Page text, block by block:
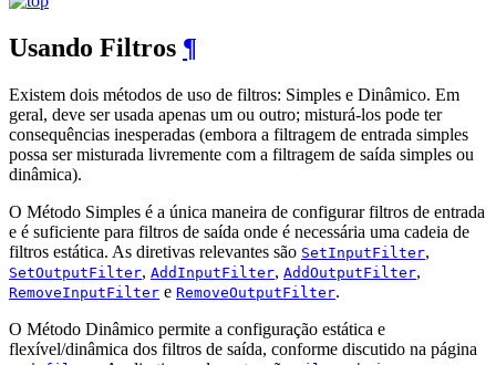
Usando Filtros ¶
Existem dois métodos de uso de filtros: Simples e Dinâmico. Em
geral, deve ser usada apenas um ou outro; misturá-los pode ter
consequências inesperadas (embora a filtragem de entrada simples
possa ser misturada livremente com a filtragem de saída simples ou
dinâmica).
O Método Simples é a única maneira de configurar filtros de entrada
e é suficiente para filtros de saída onde é necessária uma cadeia de
filtros estática. As diretivas relevantes são SetInputFilter,
SetOutputFilter, AddInputFilter, AddOutputFilter,
RemoveInputFilter e RemoveOutputFilter.
O Método Dinâmico permite a configuração estática e
flexível/dinâmica dos filtros de saída, conforme discutido na página